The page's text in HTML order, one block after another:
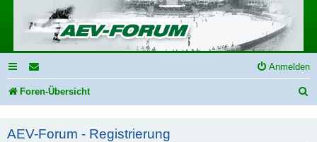
Anmelden
Foren-Übersicht
AEV-Forum - Registrierung